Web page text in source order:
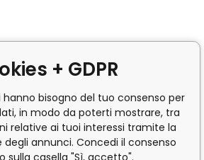
+ GDPR
bisogno del tuo consenso per
in modo da poterti mostrare, tra
relative ai tuoi interessi tramite la
degli annunci. Concedi il consenso
sulla casella "Sì, accetto".